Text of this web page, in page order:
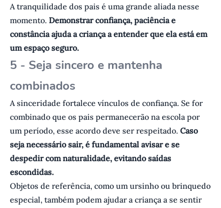
A tranquilidade dos pais é uma grande aliada nesse
momento. Demonstrar confiança, paciência e
constância ajuda a criança a entender que ela está em
um espaço seguro.
5 - Seja sincero e mantenha
combinados
A sinceridade fortalece vínculos de confiança. Se for
combinado que os pais permanecerão na escola por
um período, esse acordo deve ser respeitado. Caso
seja necessário sair, é fundamental avisar e se
despedir com naturalidade, evitando saídas
escondidas.
Objetos de referência, como um ursinho ou brinquedo
especial, também podem ajudar a criança a se sentir